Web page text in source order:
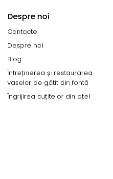
Despre noi
Contacte
Despre noi
Blog
Întreținerea și restaurarea
vaselor de gătit din fontă
Îngrijirea cuțitelor din oțel